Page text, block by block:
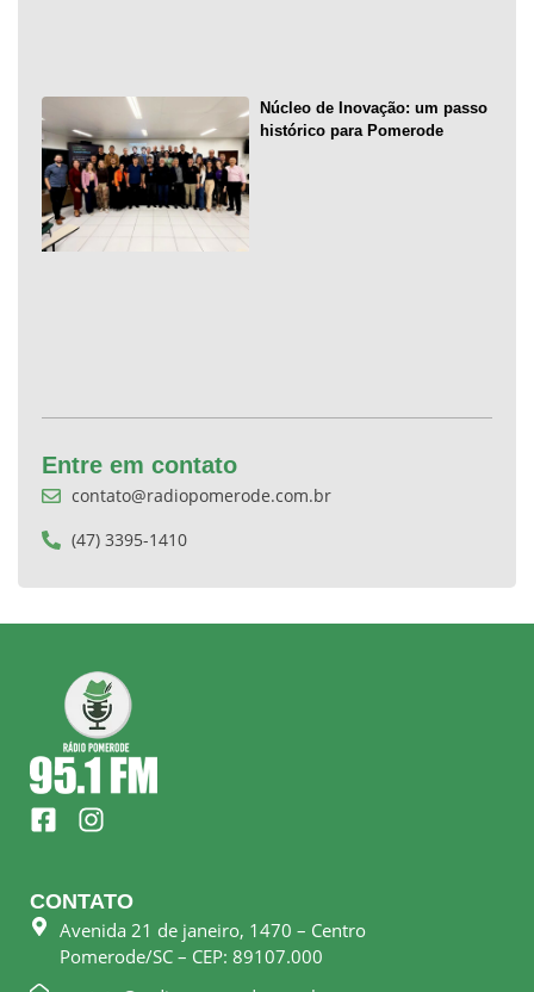
Núcleo de Inovação: um passo
histórico para Pomerode
Entre em contato
contato@radiopomerode.com.br
(47) 3395-1410
F
a
e
b
o
I
n
t
a
g
r
CONTATO
Avenida 21 de janeiro, 1470 – Centro
Pomerode/SC – CEP: 89107.000